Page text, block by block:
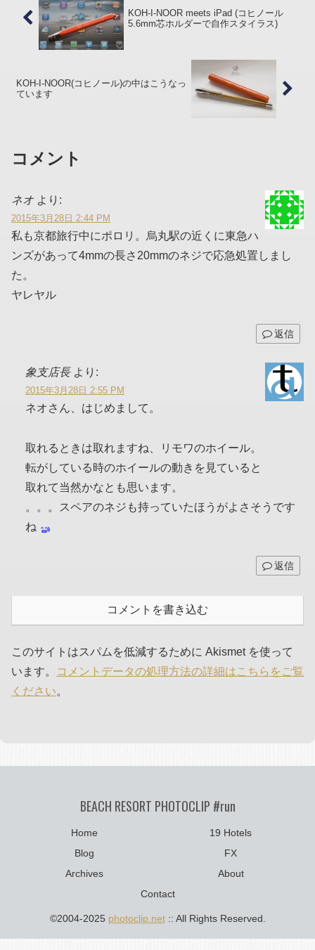
KOH-I-NOOR meets iPad (コヒノール
5.6mm芯ホルダーで自作スタイラス)
KOH-I-NOOR(コヒノール)の中はこうなっ
ています
コメント
ネオ より:
2015年3月28日 2:44 PM
私も京都旅行中にポロリ。烏丸駅の近くに東急ハ
ンズがあって4mmの長さ20mmのネジで応急処置しまし
た。
ヤレヤル
返信
象支店長 より:
2015年3月28日 2:55 PM
ネオさん、はじめまして。
取れるときは取れますね、リモワのホイール。
転がしている時のホイールの動きを見ていると
取れて当然かなとも思います。
。。。スペアのネジも持っていたほうがよさそうです
ね
返信
コメントを書き込む
このサイトはスパムを低減するために Akismet を使って
います。
コメントデータの処理方法の詳細はこちらをご覧
ください。
BEACH RESORT PHOTOCLIP #run
Home
19 Hotels
Blog
FX
Archives
About
Contact
©2004-2025 photoclip.net:: All Rights Reserved.